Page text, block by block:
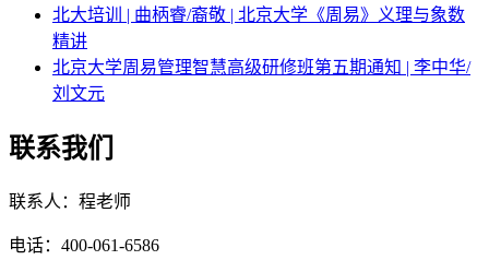
北大培训 | 曲柄睿/裔敬 | 北京大学《周易》义理与象数
精讲
北京大学周易管理智慧高级研修班第五期通知 | 李中华/
刘文元
联系我们
联系人：程老师
电话：400-061-6586